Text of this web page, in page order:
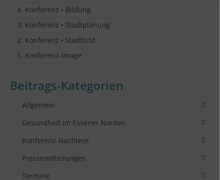
4. Konferenz • Bildung
3. Konferenz • Stadtplanung
2. Konferenz • Stadtbild
1. Konferenz-Image
Beitrags-Kategorien
Allgemein
Gesundheit im Essener Norden
Konferenz-Nachlese
Pressemitteilungen
Termine